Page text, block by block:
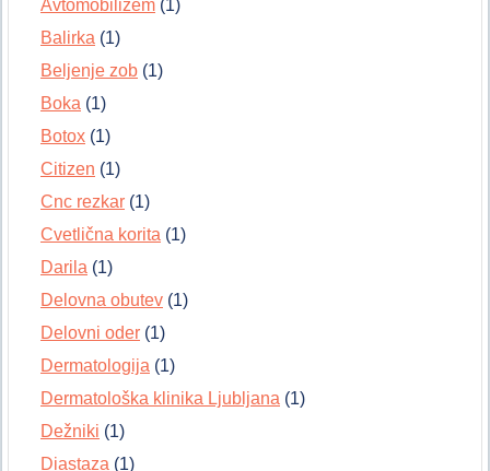
Avtomobilizem (1)
Balirka (1)
Beljenje zob (1)
Boka (1)
Botox (1)
Citizen (1)
Cnc rezkar (1)
Cvetlična korita (1)
Darila (1)
Delovna obutev (1)
Delovni oder (1)
Dermatologija (1)
Dermatološka klinika Ljubljana (1)
Dežniki (1)
Diastaza (1)